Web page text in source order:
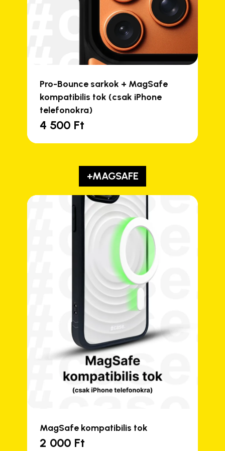
Pro-Bounce sarkok + MagSafe
kompatibilis tok (csak iPhone
telefonokra)
4 500 Ft
+MAGSAFE
MagSafe kompatibilis tok
2 000 Ft